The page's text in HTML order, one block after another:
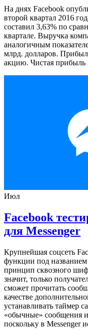
На днях Facebook
второй квартал 2016
составил 3,63% по
квартале. Выручка
аналогичным
млрд. долларов.
акцию. Чистая
Июл
Facebook
для Messenger
Крупнейшая соцсеть
функции под
принцип сквозного
значит, только
сможет прочитать
качестве
устанавливать таймер
«обычные» сообщения
поскольку в Messenger